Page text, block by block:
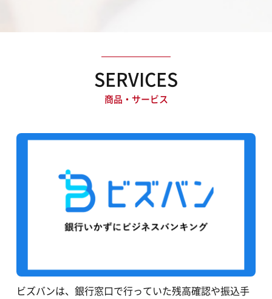
SERVICES
商品・サービス
ビズバンは、銀行窓口で行っていた残高確認や振込手